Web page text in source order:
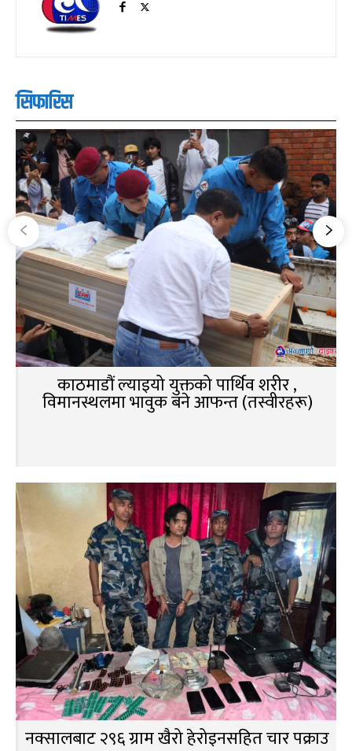
सिफारिस
काठमाडौं ल्याइयो युक्तको पार्थिव शरीर ,
विमानस्थलमा भावुक बने आफन्त (तस्वीरहरू)
नक्सालबाट २९६ ग्राम खैरो हेरोइनसहित चार पक्राउ